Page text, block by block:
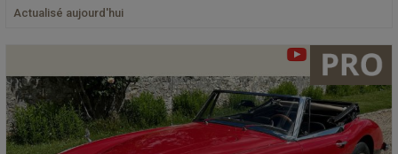
Actualisé aujourd'hui